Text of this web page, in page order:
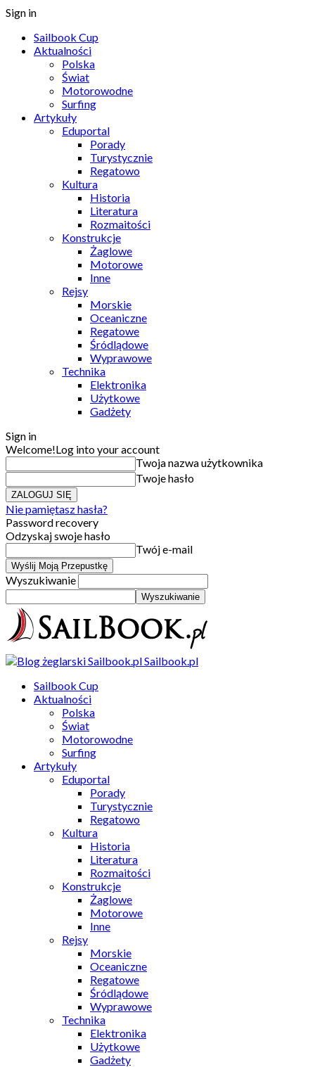
Sign in
Sailbook Cup
Aktualności
Polska
Świat
Motorowodne
Surfing
Artykuły
Eduportal
Porady
Turystycznie
Regatowo
Kultura
Historia
Literatura
Rozmaitości
Konstrukcje
Żaglowe
Motorowe
Inne
Rejsy
Morskie
Oceaniczne
Regatowe
Śródlądowe
Wyprawowe
Technika
Elektronika
Użytkowe
Gadżety
Sign in
Welcome!Log into your account
Twoja nazwa użytkownika
Twoje hasło
Nie pamiętasz hasła?
Password recovery
Odzyskaj swoje hasło
Twój e-mail
Wyszukiwanie
Sailbook.pl
Sailbook Cup
Aktualności
Polska
Świat
Motorowodne
Surfing
Artykuły
Eduportal
Porady
Turystycznie
Regatowo
Kultura
Historia
Literatura
Rozmaitości
Konstrukcje
Żaglowe
Motorowe
Inne
Rejsy
Morskie
Oceaniczne
Regatowe
Śródlądowe
Wyprawowe
Technika
Elektronika
Użytkowe
Gadżety